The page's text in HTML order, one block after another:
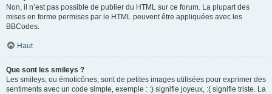
Non, il n’est pas possible de publier du HTML sur ce forum. La plupart des
mises en forme permises par le HTML peuvent être appliquées avec les
BBCodes.
Haut
Que sont les smileys ?
Les smileys, ou émoticônes, sont de petites images utilisées pour exprimer des
sentiments avec un code simple, exemple : :) signifie joyeux, :( signifie triste. La